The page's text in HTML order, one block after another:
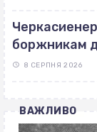
боржникам
8 СЕРПНЯ 2026
ВАЖЛИВО